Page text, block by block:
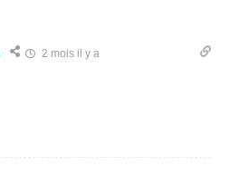
2 mois il y a